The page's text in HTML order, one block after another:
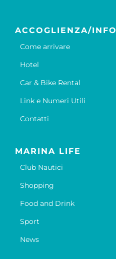
ACCOGLIENZA/INFO
Come arrivare
Hotel
Car & Bike Rental
Link e Numeri Utili
Contatti
MARINA LIFE
Club Nautici
Shopping
Food and Drink
Sport
News